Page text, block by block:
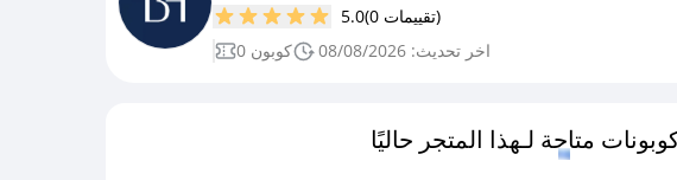
5.0
(0 تقييمات)
0 كوبون
اخر تحديث: 08/08/2026